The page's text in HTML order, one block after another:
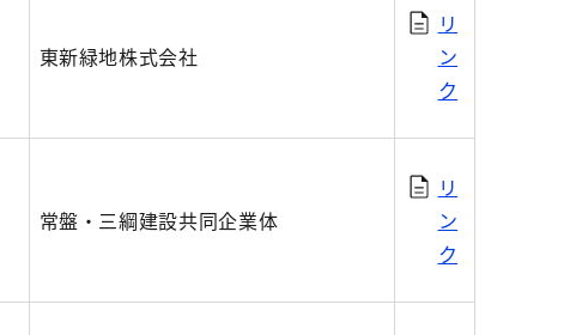
東新緑地株式会社
リ
ン
ク
常盤・三綱建設共同企業体
リ
ン
ク